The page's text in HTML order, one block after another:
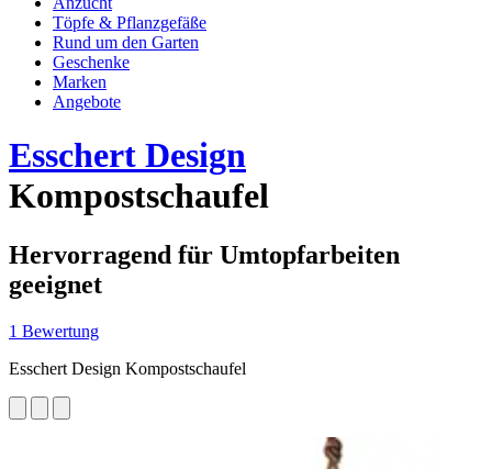
Töpfe & Pflanzgefäße
Rund um den Garten
Geschenke
Marken
Angebote
Esschert Design
Kompostschaufel
Hervorragend für Umtopfarbeiten
geeignet
1 Bewertung
Esschert Design Kompostschaufel